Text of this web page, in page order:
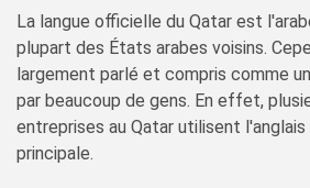
La langue officielle du Qatar est
plupart des États arabes voisins.
largement parlé et compris comme
par beaucoup de gens. En effet,
entreprises au Qatar utilisent
principale.